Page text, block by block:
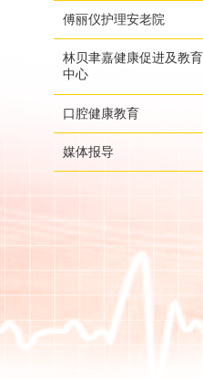
傅丽仪护理安老院
林贝聿嘉健康促进及教育
中心
口腔健康教育
媒体报导